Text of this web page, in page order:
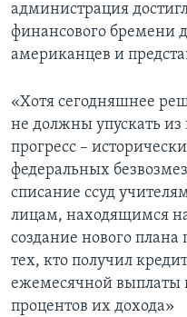
администрация
финансового бремени
американцев и
«Хотя сегодняшнее
не должны упускать
прогресс –
федеральных
списание ссуд
лицам, находящимся
создание нового
тех, кто получил
ежемесячной выплаты
процентов их дохода»